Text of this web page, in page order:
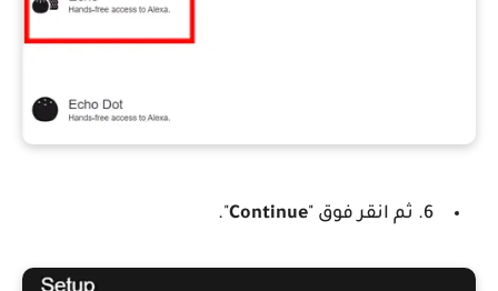
6. ثم انقر فوق " Continue
".